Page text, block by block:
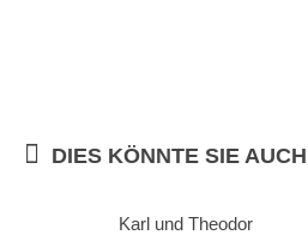
Mitglied werden
DIES KÖNNTE SIE
Karl und Theodor